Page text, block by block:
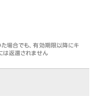
場合でも、有効期限以降にキ
は返還されません